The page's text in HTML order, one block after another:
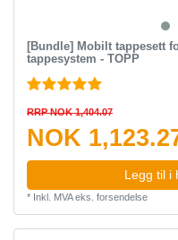
[Bundle] Mobilt tappesett
tappesystem - TOPP
RRP NOK 1,404.07
NOK
Legg til i
* Inkl. MVAeks. forsendelse